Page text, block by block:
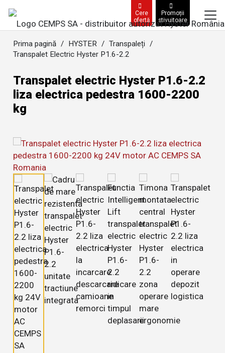
Cere
ofertă
Promoții
stivuitoare
Prima pagină / HYSTER / Transpaleți /
Transpalet Electric Hyster P1.6-2.2
Transpalet electric Hyster P1.6-2.2
liza electrica pedestra 1600-2200
kg